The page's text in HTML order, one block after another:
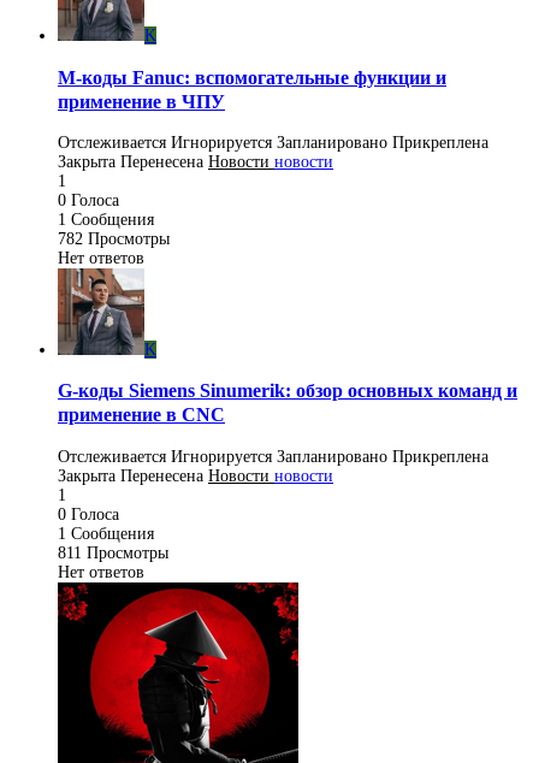
K
M-коды Fanuc: вспомогательные функции и
применение в ЧПУ
Отслеживается Игнорируется Запланировано Прикреплена
Закрыта Перенесена Новости новости
1
0 Голоса
1 Сообщения
782 Просмотры
Нет ответов
K
G-коды Siemens Sinumerik: обзор основных команд и
применение в CNC
Отслеживается Игнорируется Запланировано Прикреплена
Закрыта Перенесена Новости новости
1
0 Голоса
1 Сообщения
811 Просмотры
Нет ответов